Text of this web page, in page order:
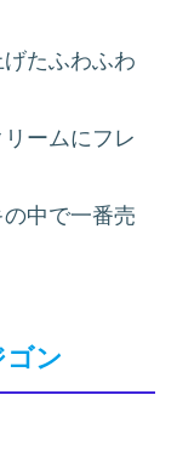
たふわふわ
ームにフレ
中で一番売
ゴン